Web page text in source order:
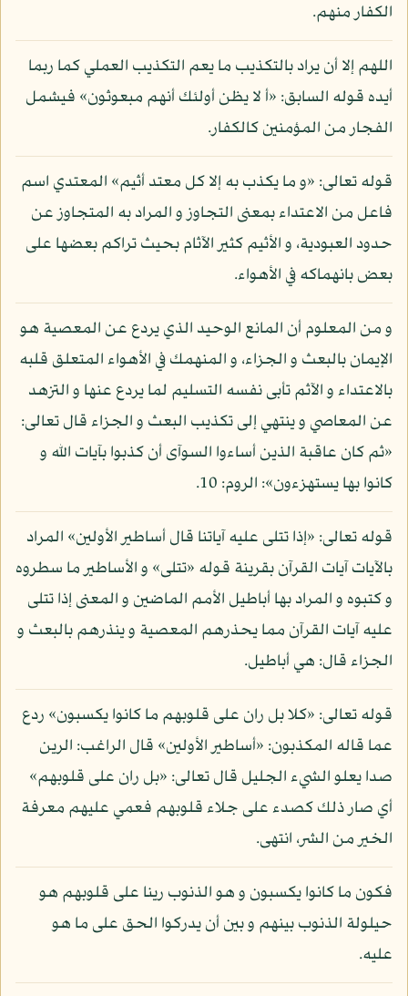
الكفار منهم.
اللهم إلا أن يراد بالتكذيب ما يعم التكذيب العملي كما ربما
أيده قوله السابق: «أ لا يظن أولئك أنهم مبعوثون» فيشمل
الفجار من المؤمنين كالكفار.
قوله تعالى: «و ما يكذب به إلا كل معتد أثيم» المعتدي اسم
فاعل من الاعتداء بمعنى التجاوز و المراد به المتجاوز عن
حدود العبودية، و الأثيم كثير الآثام بحيث تراكم بعضها على
بعض بانهماكه في الأهواء.
و من المعلوم أن المانع الوحيد الذي يردع عن المعصية هو
الإيمان بالبعث و الجزاء، و المنهمك في الأهواء المتعلق قلبه
بالاعتداء و الآثم تأبى نفسه التسليم لما يردع عنها و التزهد
عن المعاصي و ينتهي إلى تكذيب البعث و الجزاء قال تعالى:
«ثم كان عاقبة الذين أساءوا السوآى أن كذبوا بآيات الله و
كانوا بها يستهزءون»: الروم: 10.
قوله تعالى: «إذا تتلى عليه آياتنا قال أساطير الأولين» المراد
بالآيات آيات القرآن بقرينة قوله «تتلى» و الأساطير ما سطروه
و كتبوه و المراد بها أباطيل الأمم الماضين و المعنى إذا تتلى
عليه آيات القرآن مما يحذرهم المعصية و ينذرهم بالبعث و
الجزاء قال: هي أباطيل.
قوله تعالى: «كلا بل ران على قلوبهم ما كانوا يكسبون» ردع
عما قاله المكذبون: «أساطير الأولين» قال الراغب: الرين
صدا يعلو الشيء الجليل قال تعالى: «بل ران على قلوبهم»
أي صار ذلك كصدء على جلاء قلوبهم فعمي عليهم معرفة
الخير من الشر، انتهى.
فكون ما كانوا يكسبون و هو الذنوب رينا على قلوبهم هو
حيلولة الذنوب بينهم و بين أن يدركوا الحق على ما هو
عليه.